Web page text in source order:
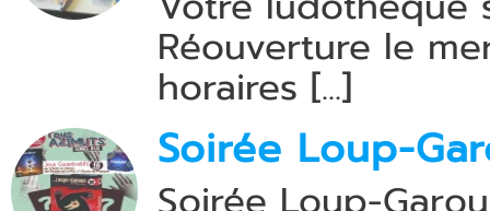
Réouverture le
horaires [...]
Soirée Loup-